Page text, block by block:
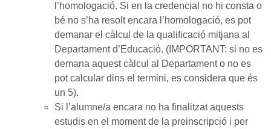
l’homologació. Si en la credencial no hi consta o
bé no s’ha resolt encara l’homologació, es pot
demanar el càlcul de la qualificació mitjana al
Departament d’Educació. (IMPORTANT: si no es
demana aquest càlcul al Departament o no es
pot calcular dins el termini, es considera que és
un 5).
Si l’alumne/a encara no ha finalitzat aquests
estudis en el moment de la preinscripció i per